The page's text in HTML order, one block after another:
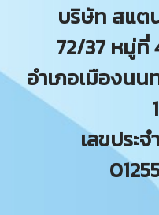
บริษัท สแต
72/37 หมู่ที่
อำเภอเมืองน
เลขประ